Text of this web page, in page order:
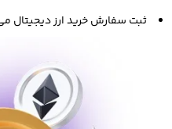
یک صرافی مناسب را که
بتوانید با امنیت بالا، به
ثبت سفارش خرید ارز دیجیتال